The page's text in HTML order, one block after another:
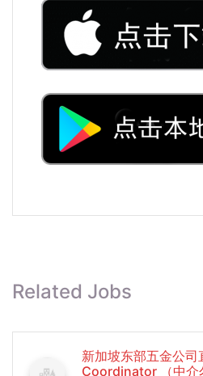
Related Jobs
新加坡东部五金公
Coordinator （中介